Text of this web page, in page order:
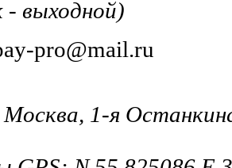
- выходной)
pro@mail.ru
1-я